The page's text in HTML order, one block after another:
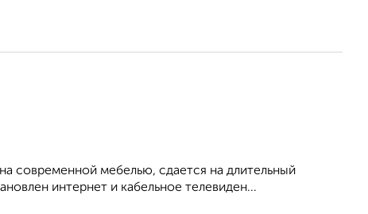
современной мебелью, сдается на длительный
интернет и кабельное телевиден...